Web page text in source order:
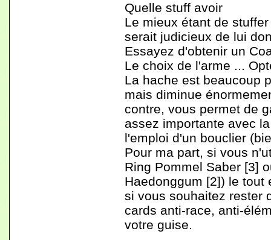
Quelle stuff avoir
Le mieux étant de
serait judicieux de lui
Essayez d'obtenir un
Le choix de l'arme ...
La hache est beaucoup
mais diminue
contre, vous permet de
assez importante avec
l'emploi d'un bouclier
Pour ma part, si vous
Ring Pommel Saber [3]
Haedonggum [2]) le tout
si vous souhaitez rester
cards anti-race, anti-
votre guise.